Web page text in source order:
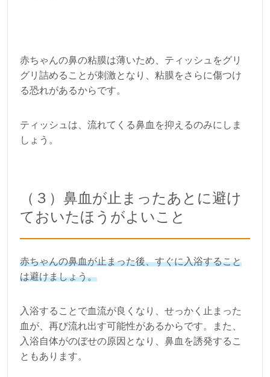
赤ちゃんの鼻の粘膜は薄いため、ティッシュをグリ
グリ詰めることが刺激となり、粘膜をさらに傷つけ
る恐れがあるからです。
ティッシュは、流れてくる鼻血を抑えるのみにしま
しょう。
（３）鼻血が止まったあとに避け
ておいたほうがよいこと
赤ちゃんの鼻血が止まった後、すぐに入浴すること
は避けましょう。
入浴することで血流が良くなり、せっかく止まった
血が、再び流れ出す可能性があるからです。また、
入浴自体がのぼせの原因となり、鼻血を誘発するこ
ともあります。